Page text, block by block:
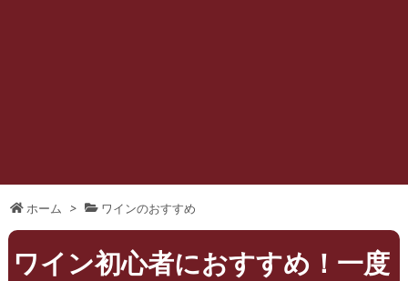
ホーム > ワインのおすすめ
ワイン初心者におすすめ！一度